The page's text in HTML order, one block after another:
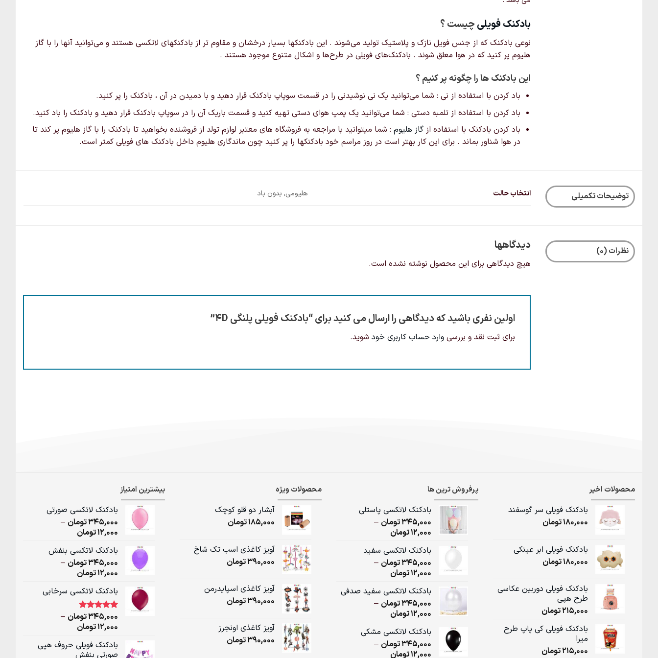
محصول
انتخاب
محصول
بادکنک‌ فویلی چیست ؟
نوعی بادکنک که از جنس فویل نازک و پلاستیک تولید می‌شوند . این بادکنکها بسیار درخشان و مقاوم تر از بادکنکهای لاتکسی هستند و می‌توانید آنها را با گاز
هلیوم پر کنید که در هوا معلق شوند . بادکنک‌های فویلی در طرح‌ها و اشکال‌ متنوع موجود هستند .
این بادکنک ها را چگونه پر کنیم ؟
باد کردن با استفاده از نی : شما می‌توانید یک نی نوشیدنی را در قسمت سوپاپ بادکنک قرار دهید و با دمیدن در آن ، بادکنک را پر کنید.
باد کردن با استفاده از تلمبه دستی : شما می‌توانید یک پمپ هوای دستی تهیه کنید و قسمت باریک آن را در سوپاپ بادکنک قرار دهید و بادکنک را باد کنید.
باد کردن بادکنک با استفاده ازگاز هلیوم : شما میتوانید با مراجعه به فروشگاه های معتبر لوازم تولد از فروشنده بخواهید تا بادکنک را با گاز هلیوم پر کند تا
در هوا شناور بماند . برای این کار بهتر است در روز مراسم خود بادکنکها را پر کنید چون ماندگاری هلیوم داخل بادکنک های فویلی کمتر است.
توضیحات تکمیلی انتخاب حالت هلیومی, بدون باد
نظرات (0) دیدگاهها
هیچ دیدگاهی برای این محصول نوشته نشده است.
اولین نفری باشید که دیدگاهی را ارسال می کنید برای “بادکنک فویلی پلنگی 4D”
برای ثبت نقد و بررسیوارد حساب کاربری خود شوید.
محصولات اخیر
بادکنک فویلی سر گوسفند
180,000تومان
بادکنک فویلی ابر عینکی
180,000تومان
بادکنک فویلی دوربین عکاسی
طرح هپی
215,000تومان
بادکنک فویلی کی پاپ طرح
میرا
215,000تومان
پرفروش ترین ها
بادکنک لاتکسی پاستلی
345,000تومان –
12,000تومانPrice
12,000تومان
through
345,000تومان
بادکنک لاتکسی سفید
345,000تومان –
12,000تومانPrice
12,000تومان
through
345,000تومان
بادکنک لاتکسی سفید صدفی
345,000تومان –
12,000تومانPrice
12,000تومان
through
345,000تومان
بادکنک لاتکسی مشکی
345,000تومان –
12,000تومانPrice
محصولات ویژه
آبشار دو قلو کوچک
185,000تومان
آویز کاغذی اسب تک شاخ
390,000تومان
آویز کاغذی اسپایدرمن
390,000تومان
آویز کاغذی اونجرز
390,000تومان
بیشترین امتیاز
بادکنک لاتکسی صورتی
345,000تومان –
12,000تومانPrice
12,000تومان
through
345,000تومان
بادکنک لاتکسی بنفش
345,000تومان –
12,000تومانPrice
12,000تومان
345,000تومان
بادکنک لاتکسی سرخابی
امتیاز5.00
1
مشتری
345,000تومان –
12,000تومانPrice
12,000تومان
بادکنک فویلی حروف هپی
صورتی بنفش